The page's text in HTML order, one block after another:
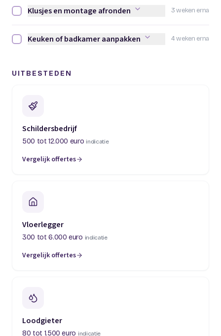
3 weken erna
Klusjes en montage afronden afvinken
Klusjes en montage afronden
4 weken erna
Keuken of badkamer aanpakken afvinken
Keuken of badkamer aanpakken
UITBESTEDEN
Schildersbedrijf
500 tot 12.000 euro indicatie
Vergelijk offertes
(opent in een nieuw tabblad)
Vloerlegger
300 tot 6.000 euro indicatie
Vergelijk offertes
(opent in een nieuw tabblad)
Loodgieter
80 tot 1.500 euro indicatie